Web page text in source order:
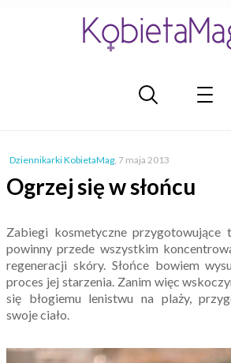
Dziennikarki KobietaMag, 7 maja 2013
Ogrzej się w słońcu
Zabiegi kosmetyczne
powinny przede wszystkim
regeneracji skóry. Słońce bowiem
proces jej starzenia. Zanim więc
się błogiemu lenistwu na plaży,
swoje ciało.